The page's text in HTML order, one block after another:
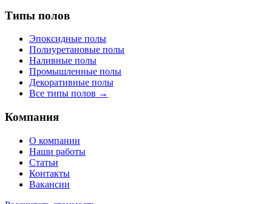
Типы полов
Эпоксидные полы
Полиуретановые полы
Наливные полы
Промышленные полы
Декоративные полы
Все типы полов →
Компания
О компании
Наши работы
Статьи
Контакты
Вакансии